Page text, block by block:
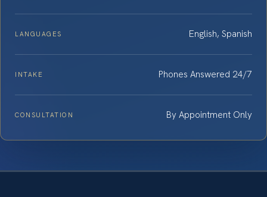
LANGUAGES English, Spanish
INTAKE Phones Answered 24/7
CONSULTATION By Appointment Only